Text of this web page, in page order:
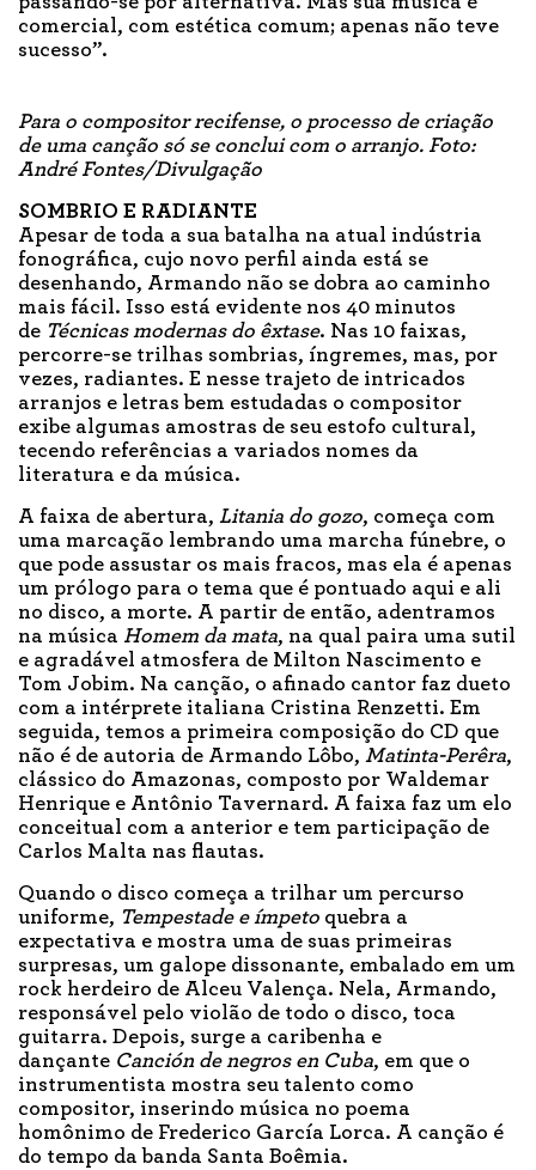
comercial, com estética comum; apenas não teve
sucesso”.
Para o compositor recifense, o processo de criação
de uma canção só se conclui com o arranjo. Foto:
André Fontes/Divulgação
SOMBRIO E RADIANTE
Apesar de toda a sua batalha na atual indústria
fonográfica, cujo novo perfil ainda está se
desenhando, Armando não se dobra ao caminho
mais fácil. Isso está evidente nos 40 minutos
de Técnicas modernas do êxtase. Nas 10 faixas,
percorre-se trilhas sombrias, íngremes, mas, por
vezes, radiantes. E nesse trajeto de intricados
arranjos e letras bem estudadas o compositor
exibe algumas amostras de seu estofo cultural,
tecendo referências a variados nomes da
literatura e da música.
A faixa de abertura, Litania do gozo, começa com
uma marcação lembrando uma marcha fúnebre, o
que pode assustar os mais fracos, mas ela é apenas
um prólogo para o tema que é pontuado aqui e ali
no disco, a morte. A partir de então, adentramos
na música Homem da mata, na qual paira uma sutil
e agradável atmosfera de Milton Nascimento e
Tom Jobim. Na canção, o afinado cantor faz dueto
com a intérprete italiana Cristina Renzetti. Em
seguida, temos a primeira composição do CD que
não é de autoria de Armando Lôbo, Matinta-Perêra,
clássico do Amazonas, composto por Waldemar
Henrique e Antônio Tavernard. A faixa faz um elo
conceitual com a anterior e tem participação de
Carlos Malta nas flautas.
Quando o disco começa a trilhar um percurso
uniforme, Tempestade e ímpeto quebra a
expectativa e mostra uma de suas primeiras
surpresas, um galope dissonante, embalado em um
rock herdeiro de Alceu Valença. Nela, Armando,
responsável pelo violão de todo o disco, toca
guitarra. Depois, surge a caribenha e
dançante Canción de negros en Cuba, em que o
instrumentista mostra seu talento como
compositor, inserindo música no poema
homônimo de Frederico García Lorca. A canção é
do tempo da banda Santa Boêmia.